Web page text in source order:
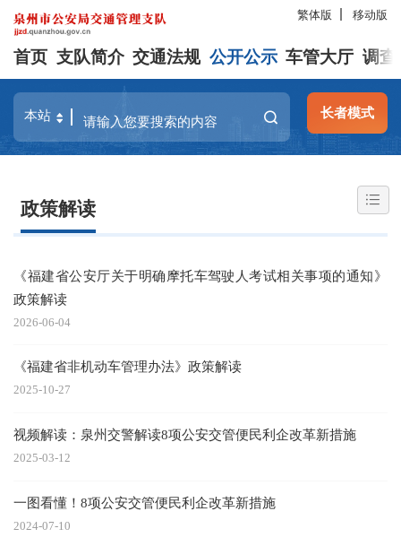
繁体版 移动版
首页 支队简介 交通法规 公开公示 车管大厅 调查
长者模式
政策解读
《福建省公安厅关于明确摩托车驾驶人考试相关事项的通知》
政策解读
2026-06-04
《福建省非机动车管理办法》政策解读
2025-10-27
视频解读：泉州交警解读8项公安交管便民利企改革新措施
2025-03-12
一图看懂！8项公安交管便民利企改革新措施
2024-07-10